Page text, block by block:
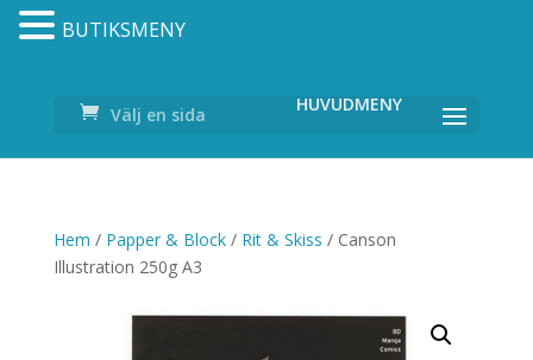
Välj en sida
Hem / Papper & Block/ Rit & Skiss / Canson
Illustration 250g A3
BUTIKSMENY